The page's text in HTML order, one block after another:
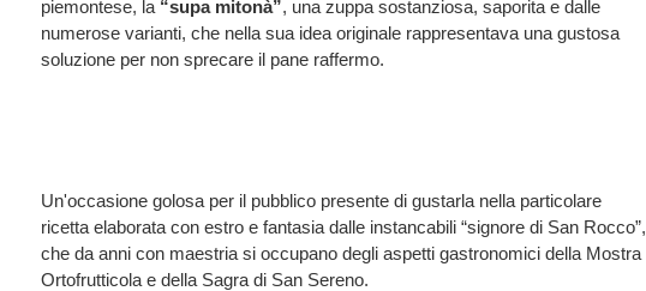
piemontese, la “supa mitonà”, una zuppa sostanziosa, saporita e dalle
numerose varianti, che nella sua idea originale rappresentava una gustosa
soluzione per non sprecare il pane raffermo.
Un'occasione golosa per il pubblico presente di gustarla nella particolare
ricetta elaborata con estro e fantasia dalle instancabili “signore di San Rocco”,
che da anni con maestria si occupano degli aspetti gastronomici della Mostra
Ortofrutticola e della Sagra di San Sereno.